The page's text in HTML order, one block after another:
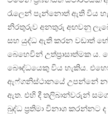
රැලෙන් පැන්නොත් ඇති විය
නිරතුරුව අනතුරු අඟවනු
සහ යුද්ධ ඇති කරන වඩාත්
බෙහෙවින් උත්ප‍්‍රාසාත්මක ය.
බෞද්ධයෙකු විය හැකිය.
ඇෆ්ගනිස්ථානයේ උපන්නේ
ඇත. එහි දී තලිබාන්වරුන්
බුද්ධ ප‍්‍රතිමා විනාශ කරන්නට